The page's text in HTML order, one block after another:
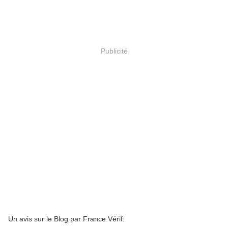
Publicité
Un avis sur le Blog par France Vérif.